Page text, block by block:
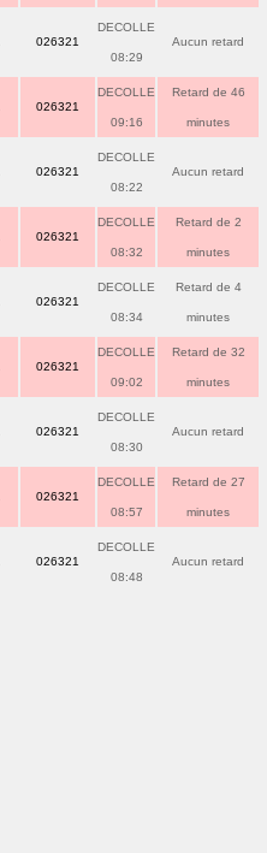
026321
DECOLLE
08:29
Aucun retard
026321
DECOLLE
09:16
Retard de 46
minutes
026321
DECOLLE
08:22
Aucun retard
026321
DECOLLE
08:32
Retard de 2
minutes
026321
DECOLLE
08:34
Retard de 4
minutes
026321
DECOLLE
09:02
Retard de 32
minutes
026321
DECOLLE
08:30
Aucun retard
026321
DECOLLE
08:57
Retard de 27
minutes
026321
DECOLLE
08:48
Aucun retard